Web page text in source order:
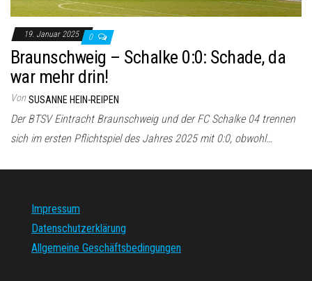
19. Januar 2025 0
Braunschweig – Schalke 0:0: Schade, da
war mehr drin!
Von SUSANNE HEIN-REIPEN
Der BTSV Eintracht Braunschweig und der FC Schalke 04 trennen
sich im ersten Pflichtspiel des Jahres 2025 mit 0:0, obwohl…
Impressum
Datenschutzerklärung
Allgemeine Geschäftsbedingungen